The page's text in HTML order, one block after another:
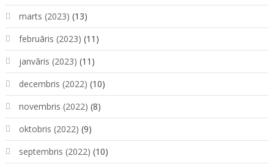
marts (2023) (13)
februāris (2023) (11)
janvāris (2023) (11)
decembris (2022) (10)
novembris (2022) (8)
oktobris (2022) (9)
septembris (2022) (10)